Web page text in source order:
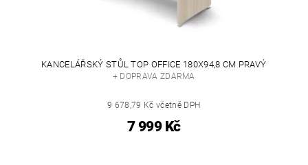
KANCELÁŘSKÝ STŮL TOP OFFICE 180X94,8 CM PRAVÝ
+ DOPRAVA ZDARMA
9 678,79 Kč včetně DPH
7 999 Kč